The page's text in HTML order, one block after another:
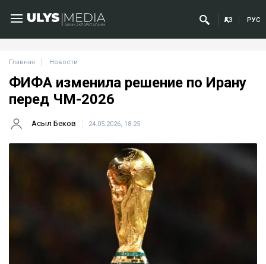
ҚАЗ РУС
Главная Новости
ФИФА изменила решение по Ирану
перед ЧМ-2026
Асыл Беков 24.05.2026, 18:25